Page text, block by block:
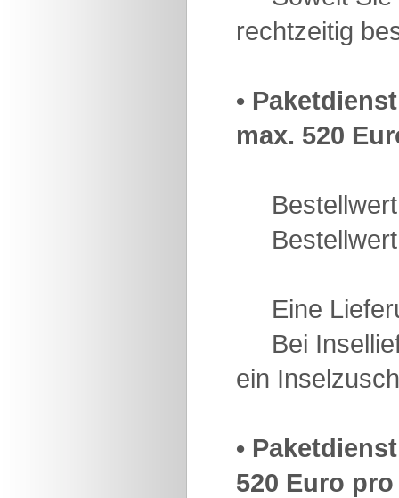
rechtzeitig
•
max. 520
Bestellwert
Bestellwert
Eine
Bei
ein
•
520 Euro pro